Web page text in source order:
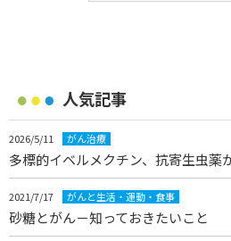
人気記事
2026/5/11 がん治療
多標的イベルメクチン、抗寄生虫薬
2021/7/17 がんと生活・運動・食事
砂糖とがん－知っておきたいこと